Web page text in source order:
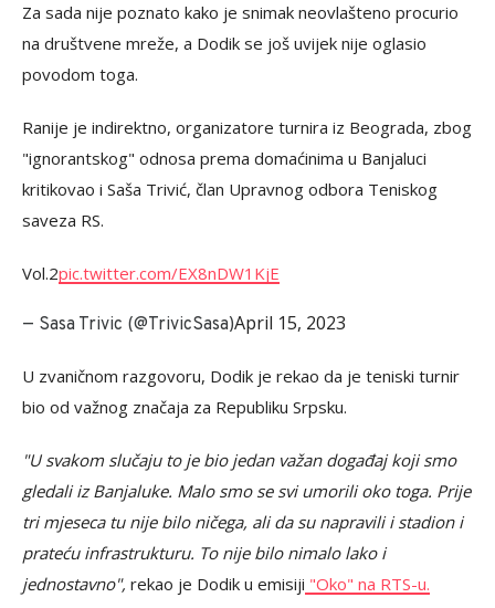
Za sada nije poznato kako je snimak neovlašteno procurio
na društvene mreže, a Dodik se još uvijek nije oglasio
povodom toga.
Ranije je indirektno, organizatore turnira iz Beograda, zbog
"ignorantskog" odnosa prema domaćinima u Banjaluci
kritikovao i Saša Trivić, član Upravnog odbora Teniskog
saveza RS.
Vol.2pic.twitter.com/EX8nDW1KjE
— Sasa Trivic (@TrivicSasa)April 15, 2023
U zvaničnom razgovoru, Dodik je rekao da je teniski turnir
bio od važnog značaja za Republiku Srpsku.
"U svakom slučaju to je bio jedan važan događaj koji smo
gledali iz Banjaluke. Malo smo se svi umorili oko toga. Prije
tri mjeseca tu nije bilo ničega, ali da su napravili i stadion i
prateću infrastrukturu. To nije bilo nimalo lako i
jednostavno", rekao je Dodik u emisiji "Oko" na RTS-u.